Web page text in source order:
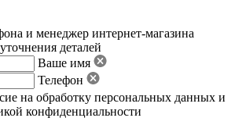
и менеджер интернет-магазина
деталей
Ваше имя
Телефон
на обработку персональных данных и
конфиденциальности